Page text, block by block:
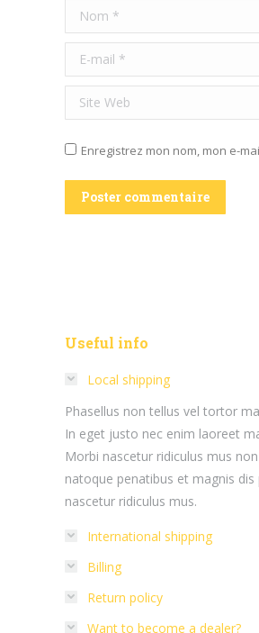
Nom *
E-mail *
Site Web
Enregistrez mon nom, mon e-
Poster commentaire
Useful info
Local shipping
Phasellus non tellus vel tortor
In eget justo nec enim laoreet
Morbi nascetur ridiculus mus
natoque penatibus et magnis
nascetur ridiculus mus.
International shipping
Billing
Return policy
Want to become a dealer?